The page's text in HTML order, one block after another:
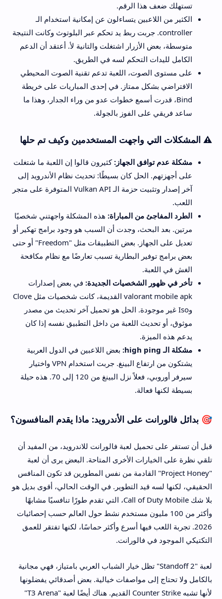
تستهلك ضعف هذا الرقم.
الكثير من اللاعبين يتساءلون عن إمكانية استخدام الـ
controller. جربت ربط يد تحكم عبر البلوتوث وكانت النتيجة
متوسطة، بعض الأزرار اشتغلت والتانية لأ. أعتقد أن الدعم
الكامل لليدات التحكم لسه في الطريق.
على مستوى الصوت، اللعبة تدعم تقنية الصوت المحيطي
الافتراضي بشكل ممتاز. في إحدى المباريات على خريطة
Bind، قدرت أسمع خطوات عدو من وراء الجدار، وهذا ما
ساعد فريقي على الفوز بالجولة.
⚠️ المشكلات التي واجهت المستخدمين وكيف تم حلها
مشكلة عدم توافق الجهاز: كثيرون قالوا إن اللعبة ما شتغلت
على أجهزتهم. الحل كان بسيطًا: تحديث نظام الأندرويد إلى
آخر إصدار وتثبيت حزمة الـ Vulkan API المتوفرة على متجر
اللعب.
الطرد المفاجئ من المباراة: هذه المشكلة واجهتني شخصيًا
مرتين. بعد البحث، وجدت أن السبب هو وجود برامج تهكير أو
تعديل على الجهاز. بعض التطبيقات مثل "Freedom" أو حتى
بعض برامج توفير البطارية تسبب تعارضًا مع نظام مكافحة
الغش في اللعبة.
تأخر في ظهور الشخصيات الجديدة: في بعض إصدارات
valorant mobile apk القديمة، كانت شخصيات مثل Clove
وIso غير موجودة. الحل هو تحميل آخر تحديث من مصدر
موثوق، أو تحديث اللعبة من داخل التطبيق نفسه إذا كان
يدعم هذه الميزة.
مشكلة الـ high ping:
بعض اللاعبين في الدول العربية
يشتكون من ارتفاع البينغ. جربت استخدام VPN واختيار
سيرفر أوروبي، فعلاً نزل البينغ من 120 إلى 70. هذه حيلة
بسيطة لكنها فعالة.
🎯 بدائل فالورانت على الأندرويد: ماذا يقدم المنافسون؟
قبل أن تستقر على تحميل لعبة فالورانت للاندرويد، من المفيد أن
تلقي نظرة على الخيارات الأخرى المتاحة. البعض يرى أن لعبة
"Project Honey" القادمة من نفس المطورين قد تكون المنافس
الحقيقي، لكنها لسه قيد التطوير. في الوقت الحالي، أقوى بديل هو
بلا شك Call of Duty Mobile، التي تقدم طورًا تنافسيًا مشابهًا
وأكثر من 100 مليون مستخدم نشط حول العالم حسب إحصائيات
2026. تجربة اللعب فيها أسرع وأكثر حماسًا، لكنها تفتقر للعمق
التكتيكي الموجود في فالورانت.
لعبة "Standoff 2" تظل خيار الشباب العربي بامتياز، فهي مجانية
بالكامل ولا تحتاج إلى مواصفات خيالية. بعض أصدقائي يفضلونها
لأنها تشبه Counter Strike القديم. هناك أيضًا لعبة "T3 Arena"